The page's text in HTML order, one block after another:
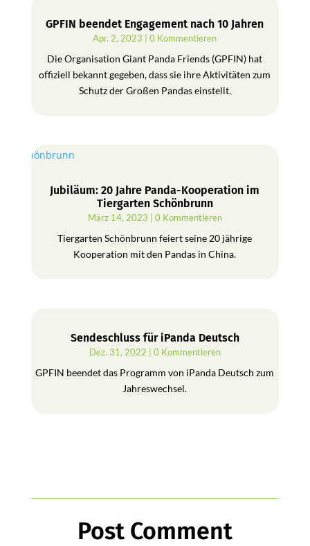
GPFIN beendet Engagement nach 10 Jahren
Apr. 2, 2023 | 0 Kommentieren
Die Organisation Giant Panda Friends (GPFIN) hat
offiziell bekannt gegeben, dass sie ihre Aktivitäten zum
Schutz der Großen Pandas einstellt.
Jubiläum: 20 Jahre Panda-Kooperation im
Tiergarten Schönbrunn
März 14, 2023 | 0 Kommentieren
Tiergarten Schönbrunn feiert seine 20 jährige
Kooperation mit den Pandas in China.
Sendeschluss für iPanda Deutsch
Dez. 31, 2022 | 0 Kommentieren
GPFIN beendet das Programm von iPanda Deutsch zum
Jahreswechsel.
Post Comment